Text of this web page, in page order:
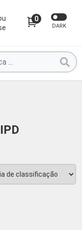
0
DARK